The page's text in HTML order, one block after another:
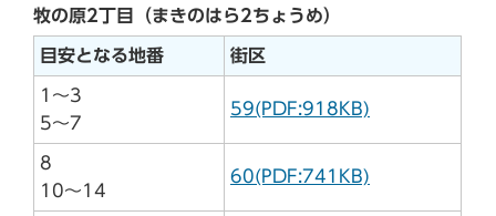
牧の原2丁目（まきのはら2ちょうめ）
目安となる地番 街区
1～3
5～7
59(PDF:918KB)
8
10～14
60(PDF:741KB)